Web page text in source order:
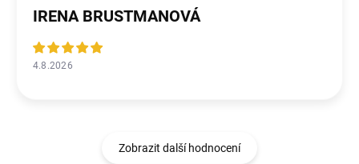
IRENA BRUSTMANOVÁ
4.8.2026
Zobrazit další hodnocení